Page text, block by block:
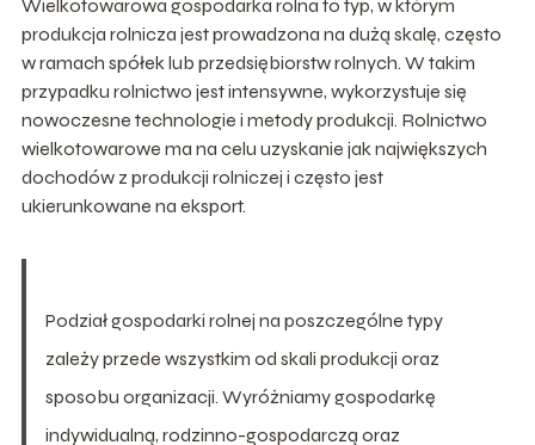
Wielkotowarowa gospodarka rolna to typ, w którym
produkcja rolnicza jest prowadzona na dużą skalę, często
w ramach spółek lub przedsiębiorstw rolnych. W takim
przypadku rolnictwo jest intensywne, wykorzystuje się
nowoczesne technologie i metody produkcji. Rolnictwo
wielkotowarowe ma na celu uzyskanie jak największych
dochodów z produkcji rolniczej i często jest
ukierunkowane na eksport.
Podział gospodarki rolnej na poszczególne typy
zależy przede wszystkim od skali produkcji oraz
sposobu organizacji. Wyróżniamy gospodarkę
indywidualną, rodzinno-gospodarczą oraz